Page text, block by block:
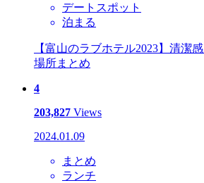
デートスポット
泊まる
【富山のラブホテル2023】清潔
場所まとめ
4
203,827 Views
2024.01.09
まとめ
ランチ